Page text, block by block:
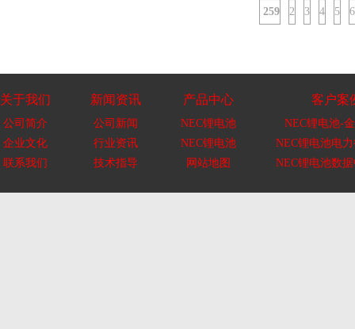
259 2 3 4 5 6
关于我们
公司简介
企业文化
联系我们
新闻资讯
公司新闻
行业资讯
技术指导
产品中心
NEC锂电池
NEC锂电池
网站地图
客户案
NEC锂电池-
NEC锂电池电
NEC锂电池数